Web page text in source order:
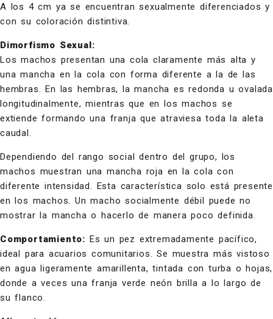
A los 4 cm ya se encuentran sexualmente diferenciados y
con su coloración distintiva.
Dimorfismo Sexual:
Los machos presentan una cola claramente más alta y
una mancha en la cola con forma diferente a la de las
hembras. En las hembras, la mancha es redonda u ovalada
longitudinalmente, mientras que en los machos se
extiende formando una franja que atraviesa toda la aleta
caudal.
Dependiendo del rango social dentro del grupo, los
machos muestran una mancha roja en la cola con
diferente intensidad. Esta característica solo está presente
en los machos. Un macho socialmente débil puede no
mostrar la mancha o hacerlo de manera poco definida.
Comportamiento: Es un pez extremadamente pacífico,
ideal para acuarios comunitarios. Se muestra más vistoso
en agua ligeramente amarillenta, tintada con turba o hojas,
donde a veces una franja verde neón brilla a lo largo de
su flanco.